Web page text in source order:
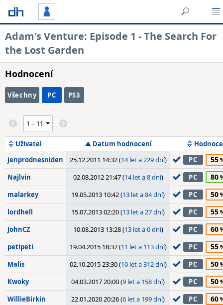
Adam's Venture: Episode 1 - The Search For
the Lost Garden
Hodnocení
Všechny PC PS3
Uživatel Datum hodnocení
jenprodnesniden
25.12.2011 14:32 (14 let a 229 dní) PC 55
Najlvin 02.08.2012 21:47 (14 let a 8 dní) PC 80
malarkey 19.05.2013 10:42 (13 let a 84 dní) PC 50
lordhell 15.07.2013 02:20 (13 let a 27 dní) PC 55
JohnCZ 10.08.2013 13:28 (13 let a 0 dní) PC 60
petipeti 19.04.2015 18:37 (11 let a 113 dní) PC 55
Malis 02.10.2015 23:30 (10 let a 312 dní) PC 50
Kwoky 04.03.2017 20:00 (9 let a 158 dní) PC 50
WillieBirkin 22.01.2020 20:26 (6 let a 199 dní) PC 60